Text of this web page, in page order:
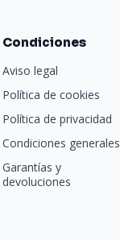
Condiciones
Aviso legal
Política de cookies
Política de privacidad
Condiciones generales
Garantías y
devoluciones